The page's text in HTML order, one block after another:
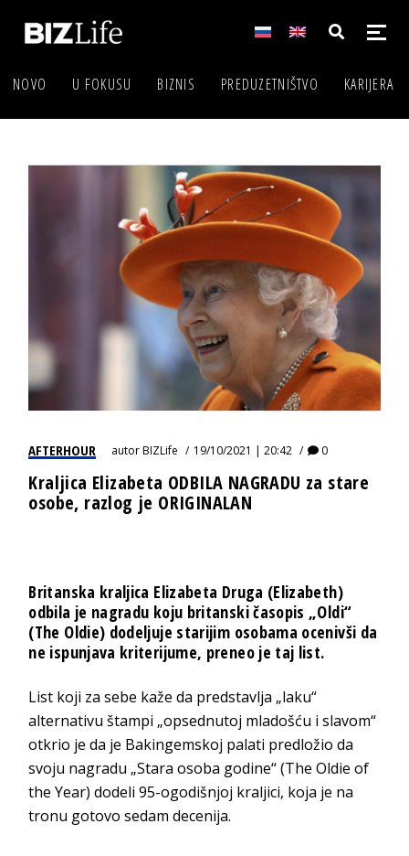
NOVO U FOKUSU BIZNIS PREDUZETNIŠTVO KARIJERA
AFTERHOUR autorBIZLife 19/10/2021 | 20:42 0
Kraljica Elizabeta ODBILA NAGRADU za stare
osobe, razlog je ORIGINALAN
Britanska kraljica Elizabeta Druga (Elizabeth)
odbila je nagradu koju britanski časopis „Oldi“
(The Oldie) dodeljuje starijim osobama ocenivši da
ne ispunjava kriterijume, preneo je taj list.
List koji za sebe kaže da predstavlja „laku“
alternativu štampi „opsednutoj mladošću i slavom“
otkrio je da je Bakingemskoj palati predložio da
svoju nagradu „Stara osoba godine“ (The Oldie of
the Year) dodeli 95-ogodišnjoj kraljici, koja je na
tronu gotovo sedam decenija.